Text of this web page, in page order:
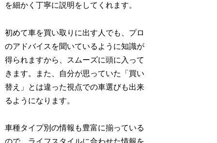
を細かく丁寧に説明をしてくれます。
初めて車を買い取りに出す人でも、プロ
のアドバイスを聞いているように知識が
得られますから、スムーズに頭に入って
きます。また、自分が思っていた「買い
替え」とは違った視点での車選びも出来
るようになります。
車種タイプ別の情報も豊富に揃っている